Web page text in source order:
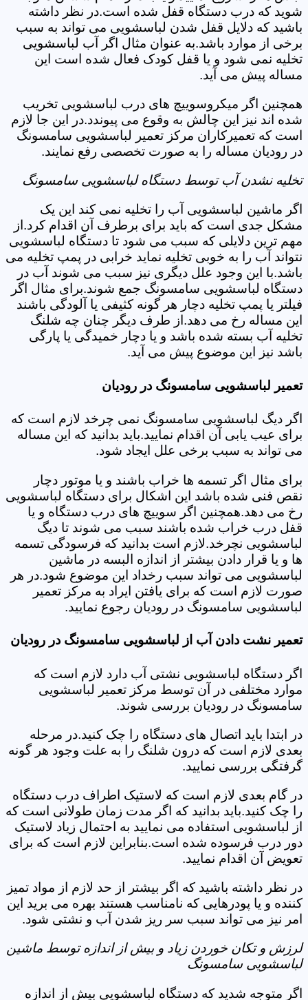
شوید که درب دستگاه قفل شده است.در نظر داشته
باشید که دلایل قفل شدن لباسشویی می تواند به سبب
برخی از موارد باشد.به عنوان مثال اگر آب لباسشویی
تخلیه نمی شود و یا قفل کودک فعال شده است این
مساله پیش می آید.
همچنین اگر میکروسوییچ های درب لباسشویی تخریب
شده اند نیز این چالش به وقوع می پیوندد.در این جا لازم
است که تعمیرکاران مرکز تعمیر لباسشویی سامسونگ
در رودیان مساله را به صورت تخصصی رفع نمایند.
تخلیه نشدن آب توسط دستگاه لباسشویی سامسونگ
اگر ماشین لباسشویی آب را تخلیه نمی کند این یک
مشکل جدی است که باید برای برطرف آن اقدام کرد.از
مهم ترین دلایلی که سبب می شود تا دستگاه لباسشویی
نتواند آب را به خوبی تخلیه نماید خرابی در پمپ تخلیه می
باشد.با این وجود علل دیگری نیز سبب می شوند آب در
دستگاه لباسشویی سامسونگ جمع شوند.برای مثال اگر
فیلتر یا پمپ تخلیه دچار هر گونه کثیفی یا آلودگی باشند
این مساله رخ می دهد.از طرف دیگر چنان چه شلنگ
تخلیه آب بسته شده باشد و یا دچار خمیدگی یا پارگی
باشد نیز این موضوع پیش می آید.
تعمیر لباسشویی سامسونگ در رودیان
اگر دیگ لباسشویی سامسونگ نمی چرخد لازم است که
برای عیب یابی آن اقدام نمایید.باید بدانید که این مساله
می تواند به سبب برخی علل ایجاد شود.
برای مثال اگر تسمه ها خراب باشند و یا موتور دچار
نقص فنی شده باشد این اشکال برای دستگاه لباسشویی
رخ می دهد.همچنین اگر سوییچ های درب دستگاه و یا
قفل درب خراب شده باشند سبب می شوند تا دیگ
لباسشویی نچرخد.لازم است بدانید که فرسودگی تسمه
ها و یا قرار دادن بیشتر از اندازه البسه در ماشین
لباسشویی می تواند سبب رخداد این موضوع شود.در هر
صورت لازم است که برای یافتن ایراد به مرکز تعمیر
لباسشویی سامسونگ در رودیان رجوع نمایید.
تعمیر نشت دادن آب از لباسشویی سامسونگ در رودیان
اگر دستگاه لباسشویی نشتی آب دارد لازم است که
موارد مختلفی در آن توسط مرکز تعمیر لباسشویی
سامسونگ در رودیان بررسی شوند.
در ابتدا باید اتصال های دستگاه را چک کنید.در مرحله
بعدی لازم است که درون شلنگ را به علت وجود هر گونه
گرفتگی بررسی نمایید.
در گام بعدی لازم است که لاستیک اطراف درب دستگاه
را چک کنید.باید بدانید که اگر مدت زمان طولانی است که
از لباسشویی استفاده می نمایید به احتمال زیاد لاستیک
دور درب فرسوده شده است.بنابراین لازم است که برای
تعویض آن اقدام نمایید.
در نظر داشته باشید که اگر بیشتر از حد لازم از مواد تمیز
کننده و یا پودرهایی که نامناسب هستند بهره می برید این
امر نیز می تواند سبب سر ریز شدن آب و نشتی شود.
لرزش و تکان خوردن زیاد و بیش از اندازه توسط ماشین
لباسشویی سامسونگ
اگر متوجه شدید که دستگاه لباسشویی بیش از اندازه